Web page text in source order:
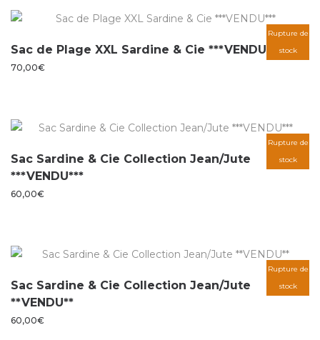
Rupture de
stock
Sac de Plage XXL Sardine & Cie ***VENDU***
70,00€
Rupture de
stock
Sac Sardine & Cie Collection Jean/Jute
***VENDU***
60,00€
Rupture de
stock
Sac Sardine & Cie Collection Jean/Jute
**VENDU**
60,00€